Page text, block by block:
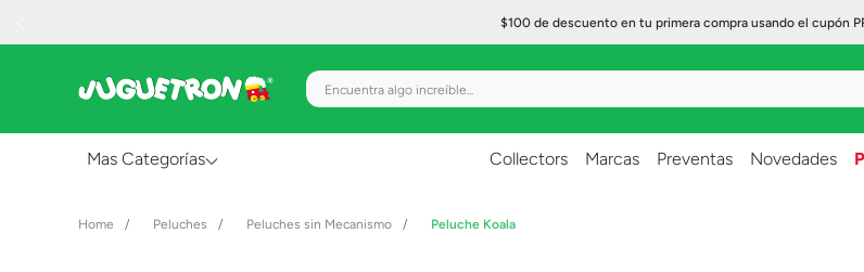
$100 de descuento en tu primera compra usando el cupón
Encuentra algo increíble...
Mas Categorías Collectors Marcas Preventas Novedades
Peluches Peluches sin Mecanismo Peluche Koala